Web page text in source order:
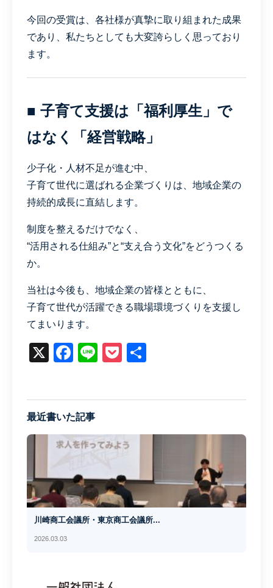
今回の受賞は、各社様が真摯に取り組まれた成果
であり、私たちとしても大変誇らしく思っており
ます。
■ 子育て支援は「福利厚生」で
はなく「経営戦略」
少子化・人材不足が進む中、
子育て世代に選ばれる企業づくりは、地域企業の
持続的成長に直結します。
制度を整えるだけでなく、
“活用される仕組み”と“支え合う文化”をどうつくる
か。
当社は今後も、地域企業の皆様とともに、
子育て世代が活躍できる職場環境づくりを支援し
てまいります。
X Facebook
LinePocket
最近書いた記事
川崎商工会議所・東京商工会議所...
2026.03.03